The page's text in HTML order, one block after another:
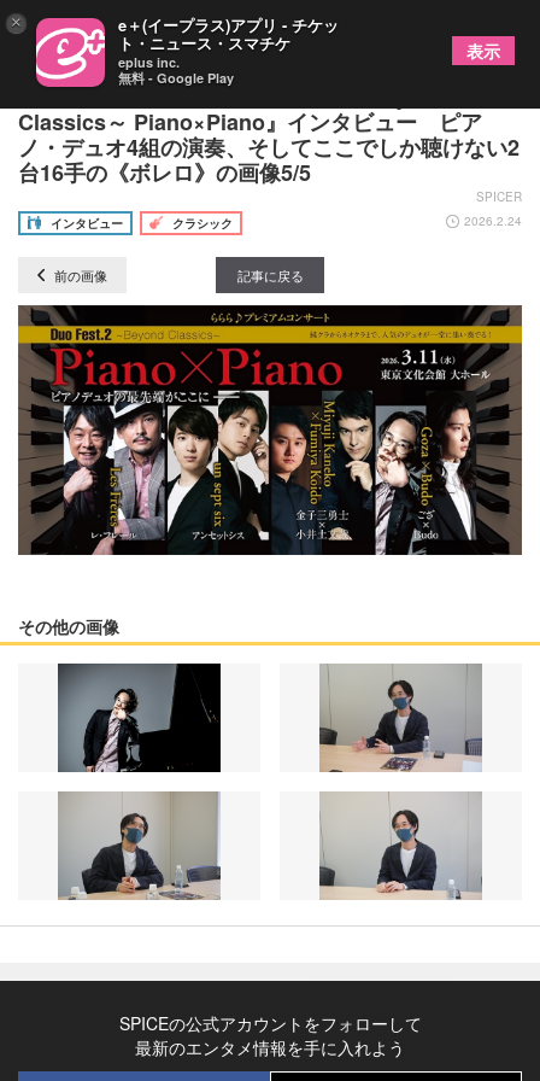
ピアニスト・ござ、『Duo Fest.2～Beyond
Classics～ Piano×Piano』インタビュー ピア
ノ・デュオ4組の演奏、そしてここでしか聴けない2
台16手の《ボレロ》の画像5/5
SPICER
インタビュー
クラシック 2026.2.24
前の画像 記事に戻る
その他の画像
SPICEの公式アカウントをフォローして
最新のエンタメ情報を手に入れよう
× e＋(イープラス)アプリ - チケッ
ト・ニュース・スマチケ
eplus inc.
無料 - Google Play
表示